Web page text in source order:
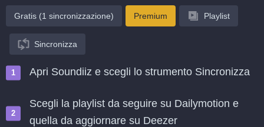
Gratis (1 sincronizzazione) Premium Playlist
Sincronizza
Apri Soundiiz e scegli lo strumento Sincronizza
Scegli la playlist da seguire su Dailymotion e
quella da aggiornare su Deezer